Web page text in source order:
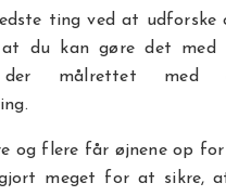
ting ved at udforske
at du kan gøre det med
der målrettet med
og flere får øjnene op for
meget for at sikre,